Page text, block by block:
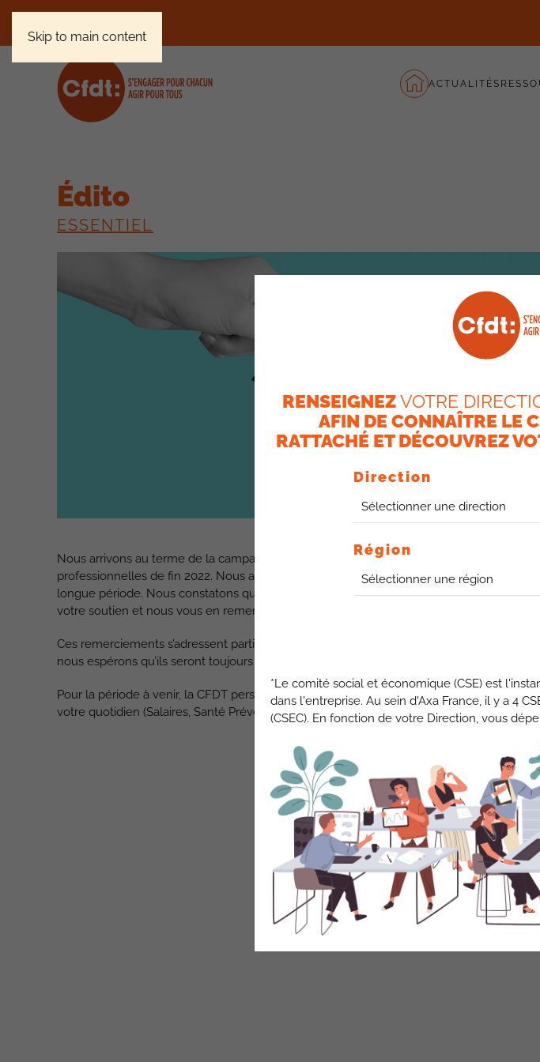
Skip to main content
ACTUALITÉS
Édito
ESSENTIEL
Nous arrivons au terme de la campagne du Bon de financement Syndical qui elle-
professionnelles de fin 2022. Nous avons donc été amenés à vous solliciter sans
longue période. Nous constatons que, malgré l’enchaînement de ces échéances, vous
votre soutien et nous vous en remercions.
Ces remerciements s’adressent particulièrement à ceux qui nous ont remis leur Bon
nous espérons qu’ils seront toujours plus nombreux.
Pour la période à venir, la CFDT persévérera à défendre vos intérêts sur les nombreux
votre quotidien (Salaires, Santé Prévoyance, GPEC…).
RENSEIGNEZVOTRE
AFIN DE CONNAÎTRE LE
RATTACHÉ ET DÉCOUVREZ
Direction
Région
*Le comité social et économique (CSE) est
dans l'entreprise. Au sein d'Axa France, il y a 4
(CSEC). En fonction de votre Direction, vous